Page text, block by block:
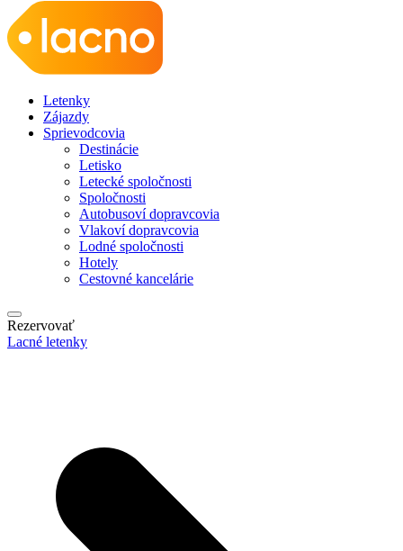
Letenky
Zájazdy
Sprievodcovia
Destinácie
Letisko
Letecké spoločnosti
Spoločnosti
Autobusoví dopravcovia
Vlakoví dopravcovia
Lodné spoločnosti
Hotely
Cestovné kancelárie
Rezervovať
Lacné letenky